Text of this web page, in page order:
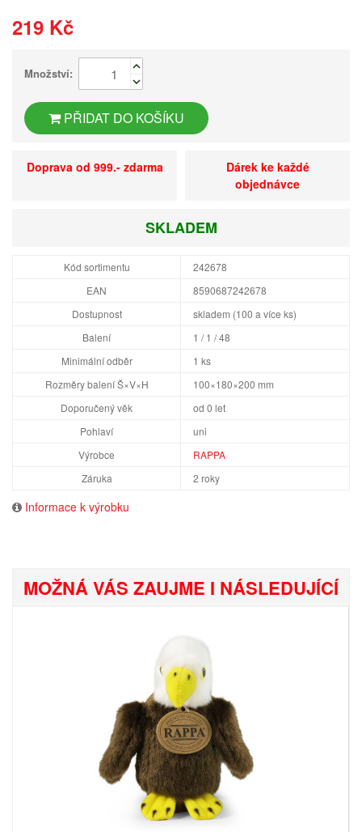
219 Kč
Množství:
PŘIDAT DO KOŠÍKU
Doprava od 999.- zdarma
Dárek ke každé
objednávce
SKLADEM
Kód sortimentu
242678
EAN
8590687242678
Dostupnost
skladem (100 a více ks)
Balení
1 / 1 / 48
Minimální odběr
1 ks
Rozměry balení Š×V×H
100×180×200 mm
Doporučený věk
od 0 let
Pohlaví
uni
Výrobce
RAPPA
Záruka
2 roky
Informace k výrobku
MOŽNÁ VÁS ZAUJME I NÁSLEDUJÍCÍ